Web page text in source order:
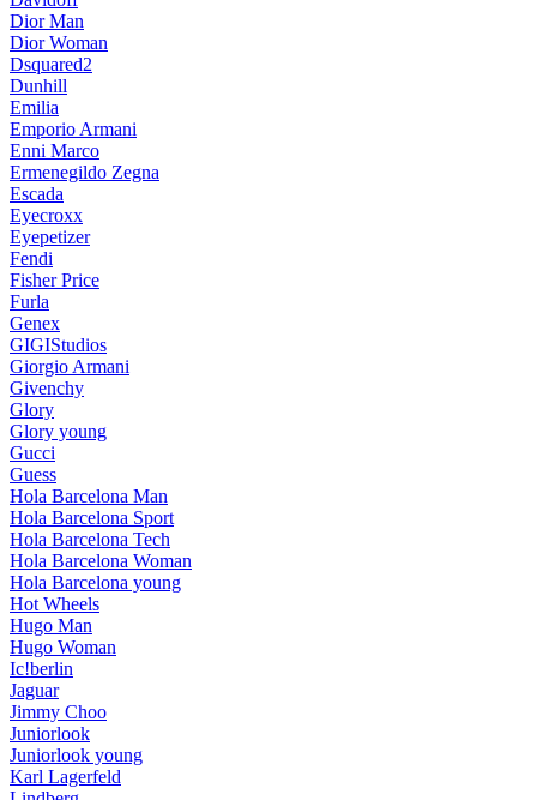
Dior Man
Dior Woman
Dsquared2
Dunhill
Emilia
Emporio Armani
Enni Marco
Ermenegildo Zegna
Escada
Eyecroxx
Eyepetizer
Fendi
Fisher Price
Furla
Genex
GIGIStudios
Giorgio Armani
Givenchy
Glory
Glory young
Gucci
Guess
Hola Barcelona Man
Hola Barcelona Sport
Hola Barcelona Tech
Hola Barcelona Woman
Hola Barcelona young
Hot Wheels
Hugo Man
Hugo Woman
Ic!berlin
Jaguar
Jimmy Choo
Juniorlook
Juniorlook young
Karl Lagerfeld